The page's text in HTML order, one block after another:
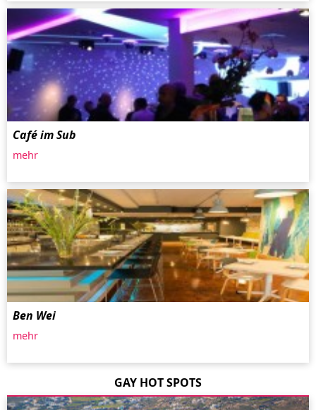
Café im Sub
mehr
Ben Wei
mehr
GAY HOT SPOTS